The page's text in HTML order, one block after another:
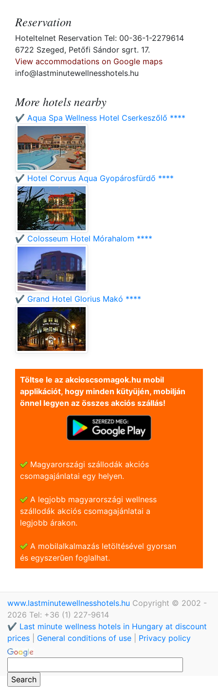
Reservation
Hoteltelnet Reservation Tel: 00-36-1-2279614
6722 Szeged, Petőfi Sándor sgrt. 17.
View accommodations on Google maps
info@lastminutewellnesshotels.hu
More hotels nearby
✔️ Aqua Spa Wellness Hotel Cserkeszőlő ****
✔️ Hotel Corvus Aqua Gyopárosfürdő ****
✔️ Colosseum Hotel Mórahalom ****
✔️ Grand Hotel Glorius Makó ****
Töltse le az akcioscsomagok.hu mobil
applikációt, hogy minden kütyüjén, mobilján
önnel legyen az összes akciós szállás!
Magyarországi szállodák akciós
csomagajánlatai egy helyen.
A legjobb magyarországi wellness
szállodák akciós csomagajánlatai a
legjobb árakon.
A mobilalkalmazás letöltésével gyorsan
és egyszerũen foglalhat.
www.lastminutewellnesshotels.hu Copyright © 2002 -
2026 Tel: +36 (1) 227-9614
✔️ Last minute wellness hotels in Hungary at discount
prices
General conditions of use Privacy policy